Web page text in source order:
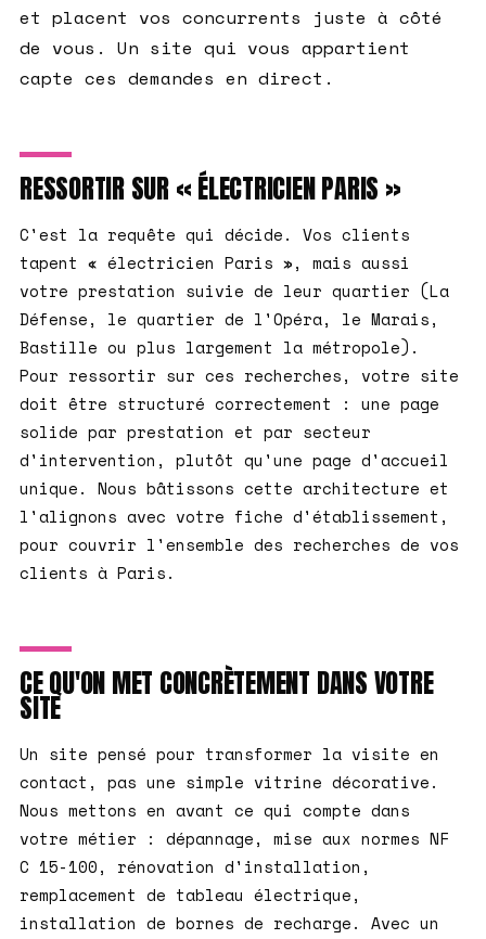
et placent vos concurrents juste à côté
de vous. Un site qui vous appartient
capte ces demandes en direct.
RESSORTIR SUR « ÉLECTRICIEN PARIS »
C'est la requête qui décide. Vos clients
tapent « électricien Paris », mais aussi
votre prestation suivie de leur quartier (La
Défense, le quartier de l'Opéra, le Marais,
Bastille ou plus largement la métropole).
Pour ressortir sur ces recherches, votre site
doit être structuré correctement : une page
solide par prestation et par secteur
d'intervention, plutôt qu'une page d'accueil
unique. Nous bâtissons cette architecture et
l'alignons avec votre fiche d'établissement,
pour couvrir l'ensemble des recherches de vos
clients à Paris.
CE QU'ON MET CONCRÈTEMENT DANS VOTRE
SITE
Un site pensé pour transformer la visite en
contact, pas une simple vitrine décorative.
Nous mettons en avant ce qui compte dans
votre métier : dépannage, mise aux normes NF
C 15-100, rénovation d'installation,
remplacement de tableau électrique,
installation de bornes de recharge. Avec un